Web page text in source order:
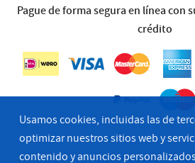
Pague de forma segura en línea con
crédito
© 2026 Bastion Hotel
Usamos cookies, incluidas las de
optimizar nuestros sitios web y
contenido y anuncios